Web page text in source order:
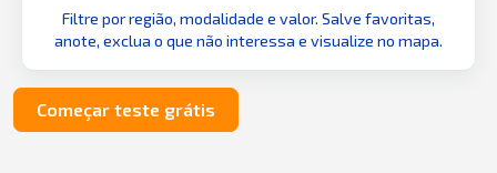
Filtre por região, modalidade e valor. Salve favoritas,
anote, exclua o que não interessa e visualize no mapa.
Começar teste grátis